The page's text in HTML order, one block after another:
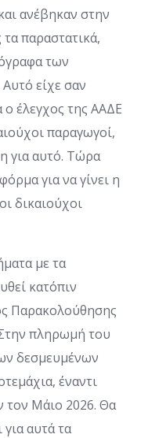
ανέβηκαν στην
παραστατικά,
των
είχε σαν
έλεγχος της ΑΑΔΕ
παραγωγοί,
για αυτό. Τώρα
για να γίνει η
δικαιούχοι
με τα
κατόπιν
Παρακολούθησης
πληρωμή του
δεσμευμένων
έναντι
τον Μάιο 2026. Θα
αυτά τα